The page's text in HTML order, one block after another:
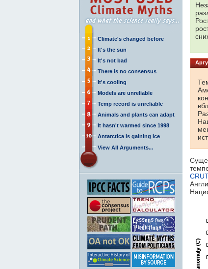
Climate's changed before
It's the sun
It's not bad
There is no consensus
It's cooling
Models are unreliable
Temp record is unreliable
Animals and plants can adapt
It hasn't warmed since 1998
Antarctica is gaining ice
View All Arguments...